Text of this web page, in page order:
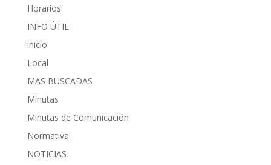
Horarios
INFO ÚTIL
inicio
Local
MAS BUSCADAS
Minutas
Minutas de Comunicación
Normativa
NOTICIAS